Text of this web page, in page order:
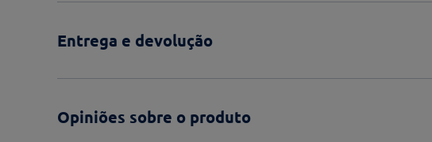
Entrega e devolução
Opiniões sobre o produto